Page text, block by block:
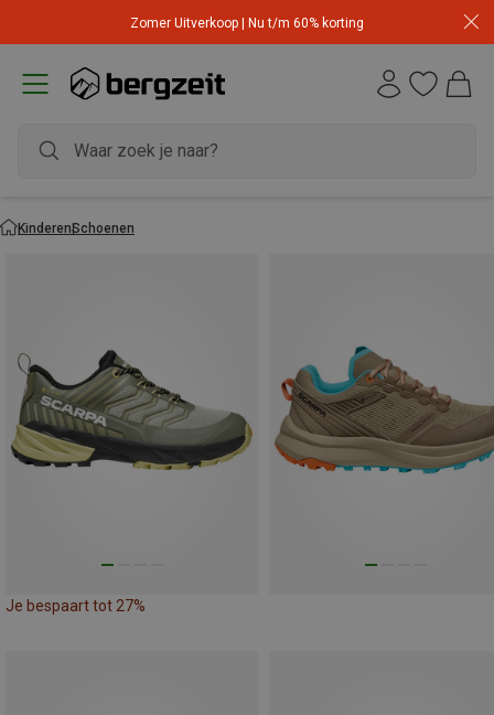
Zomer Uitverkoop | Nu t/m 60% korting
KinderenSchoenen
Je bespaart tot 27%